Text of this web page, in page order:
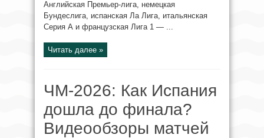
Английская Премьер-лига, немецкая
Бундеслига, испанская Ла Лига, итальянская
Серия А и французская Лига 1 — ...
Читать далее »
ЧМ-2026: Как Испания
дошла до финала?
Видеообзоры матчей